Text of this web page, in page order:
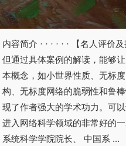
内容简介 · · · · · · 【名人评价
但通过具体案例的解读，能够
本概念，如小世界性质、无标
构、无标度网络的脆弱性和鲁
现了作者强大的学术功力。可
进入网络科学领域的非常好的
系统科学学院院长、 中国系 ...